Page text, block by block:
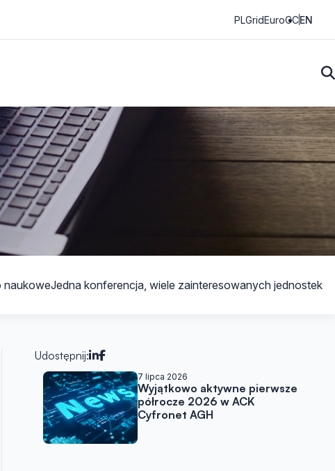
PLGridEuroCCEN
naukoweJedna konferencja, wiele zainteresowanych jednostek
Udostępnij:
Artykuły w podobnej
7 lipca 2026
Wyjątkowo aktywne pierwsze
półrocze 2026 w ACK
Cyfronet AGH